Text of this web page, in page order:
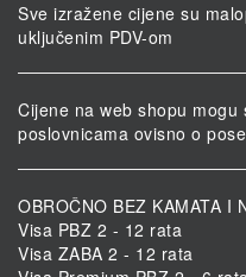
Sve izražene cijene su
uključenim PDV-om
Cijene na web shopu
poslovnicama ovisno o
OBROČNO BEZ KAMATA I
Visa PBZ 2 - 12 rata
Visa ZABA 2 - 12 rata